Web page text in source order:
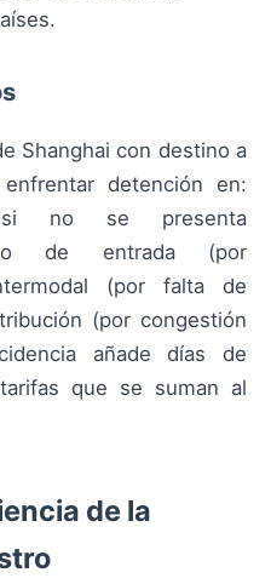
Shanghai con destino a
detención en:
no se presenta
de entrada (por
(por falta de
(por congestión
añade días de
que se suman al
de la